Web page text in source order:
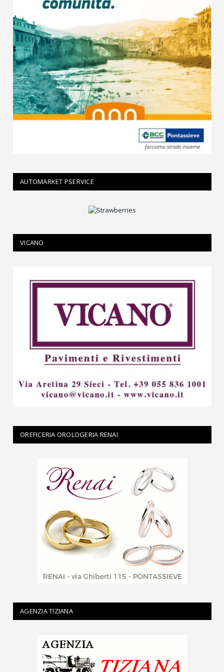
AUTOMARKET PSERVICE
VICANO
OREFICERIA OROLOGERIA RENAI
AGENZIA TIZIANA